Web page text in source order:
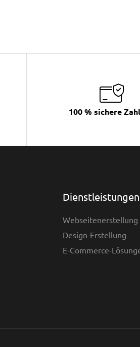
100 % sichere
Dienstleistungen
Webseitenerstellung
Design-Erstellung
E-Commerce-